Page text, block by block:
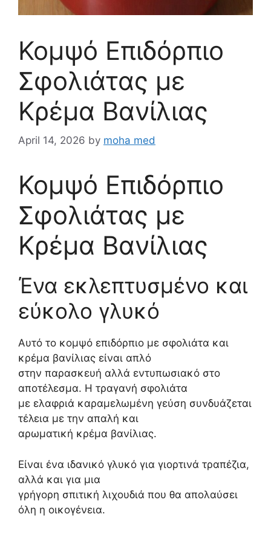
Κομψό Επιδόρπιο
Σφολιάτας με
Κρέμα Βανίλιας
April 14, 2026 by moha med
Κομψό Επιδόρπιο
Σφολιάτας με
Κρέμα Βανίλιας
Ένα εκλεπτυσμένο και
εύκολο γλυκό
Αυτό το κομψό επιδόρπιο με σφολιάτα και
κρέμα βανίλιας είναι απλό
στην παρασκευή αλλά εντυπωσιακό στο
αποτέλεσμα. Η τραγανή σφολιάτα
με ελαφριά καραμελωμένη γεύση συνδυάζεται
τέλεια με την απαλή και
αρωματική κρέμα βανίλιας.
Είναι ένα ιδανικό γλυκό για γιορτινά τραπέζια,
αλλά και για μια
γρήγορη σπιτική λιχουδιά που θα απολαύσει
όλη η οικογένεια.